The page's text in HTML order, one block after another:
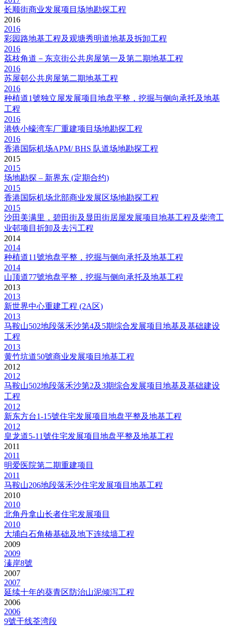
长顺街商业发展项目场地勘探工程
2016
2016
彩园路地基工程及观塘秀明道地基及拆卸工程
2016
荔枝角道－东京街公共房屋第一及第二期地基工程
2016
苏屋邨公共房屋第二期地基工程
2016
种植道1號独立屋发展项目地盘平整，挖掘与侧向承托及地基
工程
2016
港铁小蠔湾车厂重建项目场地勘探工程
2016
香港国际机场APM/ BHS 队道场地勘探工程
2015
2015
场地勘探 – 新界东 (定期合约)
2015
香港国际机场北部商业发展区场地勘探工程
2015
沙田美满里，碧田街及显田街居屋发展项目地基工程及柴湾工
业邨项目折卸及去污工程
2014
2014
种植道11號地盘平整，挖掘与侧向承托及地基工程
2014
山顶道77號地盘平整，挖掘与侧向承托及地基工程
2013
2013
新世界中心重建工程 (2A区)
2013
马鞍山502地段落禾沙第4及5期综合发展项目地基及基础建设
工程
2013
黄竹坑道50號商业发展项目地基工程
2012
2012
马鞍山502地段落禾沙第2及3期综合发展项目地基及基础建设
工程
2012
新东方台1-15號住宅发展项目地盘平整及地基工程
2012
皇龙道5-11號住宅发展项目地盘平整及地基工程
2011
2011
明爱医院第二期重建项目
2011
马鞍山206地段落禾沙住宅发展项目地基工程
2010
2010
北角丹拿山长者住宅发展项目
2010
大埔白石角椿基础及地下连续墙工程
2009
2009
溱岸8號
2007
2007
延续十年的葵青区防治山泥倾泻工程
2006
2006
9號干线荃湾段